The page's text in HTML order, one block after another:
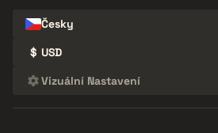
Česky
$ USD
Vizuální Nastavení